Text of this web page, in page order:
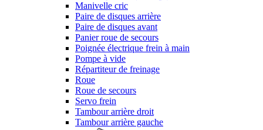
Manivelle cric
Paire de disques arrière
Paire de disques avant
Panier roue de secours
Poignée électrique frein à main
Pompe à vide
Répartiteur de freinage
Roue
Roue de secours
Servo frein
Tambour arrière droit
Tambour arrière gauche